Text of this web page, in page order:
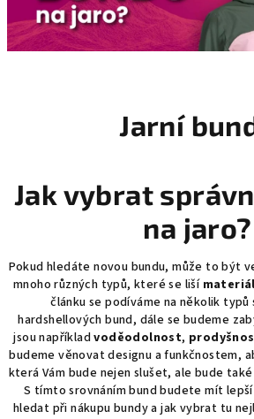
Jarní
Jak vybrat
na jaro?
Pokud hledáte novou bundu, může to být
mnoho různých typů, které se liší
článku se podíváme na několik
hardshellových bund, dále se budeme
jsou napříkladvoděodolnost,
budeme věnovat designu a funkčnostem,
která Vám bude nejen slušet, ale bude
S tímto srovnáním bund budete mít
hledat při nákupu bundy a jak vybrat tu